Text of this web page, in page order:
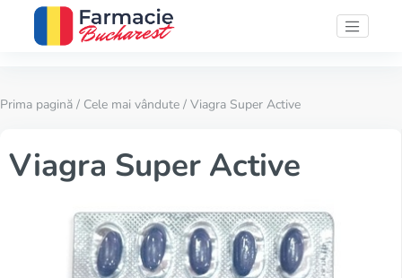
Prima pagină / Cele mai vândute / Viagra Super Active
Viagra Super Active